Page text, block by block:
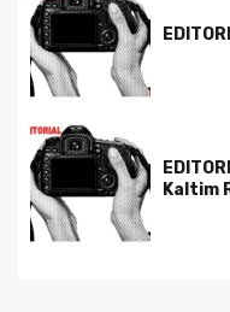
Kaltim